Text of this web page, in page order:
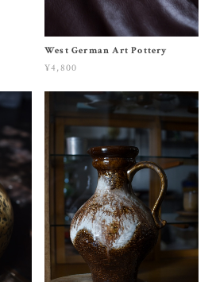
West German Art Pottery
¥4,800